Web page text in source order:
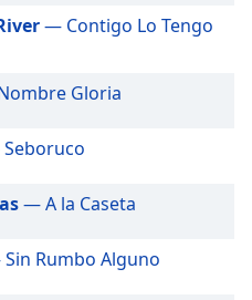
— Contigo Lo Tengo
Gloria
— A la Caseta
Rumbo Alguno